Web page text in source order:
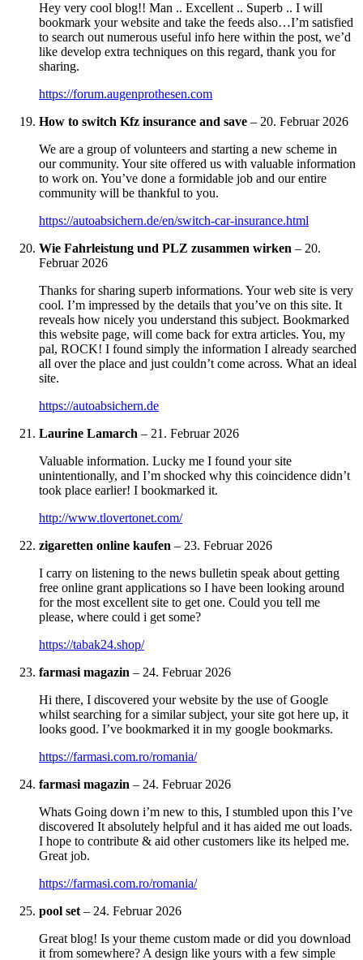
Hey very cool blog!! Man .. Excellent .. Superb .. I will
bookmark your website and take the feeds also…I’m satisfied
to search out numerous useful info here within the post, we’d
like develop extra techniques on this regard, thank you for
sharing.
https://forum.augenprothesen.com
How to switch Kfz insurance and save – 20. Februar 2026
We are a group of volunteers and starting a new scheme in
our community. Your site offered us with valuable information
to work on. You’ve done a formidable job and our entire
community will be thankful to you.
https://autoabsichern.de/en/switch-car-insurance.html
Wie Fahrleistung und PLZ zusammen wirken – 20.
Februar 2026
Thanks for sharing superb informations. Your web site is very
cool. I’m impressed by the details that you’ve on this site. It
reveals how nicely you understand this subject. Bookmarked
this website page, will come back for extra articles. You, my
pal, ROCK! I found simply the information I already searched
all over the place and just couldn’t come across. What an ideal
site.
https://autoabsichern.de
Laurine Lamarch – 21. Februar 2026
Valuable information. Lucky me I found your site
unintentionally, and I’m shocked why this coincidence didn’t
took place earlier! I bookmarked it.
http://www.tlovertonet.com/
zigaretten online kaufen – 23. Februar 2026
I carry on listening to the news bulletin speak about getting
free online grant applications so I have been looking around
for the most excellent site to get one. Could you tell me
please, where could i get some?
https://tabak24.shop/
farmasi magazin – 24. Februar 2026
Hi there, I discovered your website by the use of Google
whilst searching for a similar subject, your site got here up, it
looks good. I’ve bookmarked it in my google bookmarks.
https://farmasi.com.ro/romania/
farmasi magazin – 24. Februar 2026
Whats Going down i’m new to this, I stumbled upon this I’ve
discovered It absolutely helpful and it has aided me out loads.
I hope to contribute & aid other customers like its helped me.
Great job.
https://farmasi.com.ro/romania/
pool set – 24. Februar 2026
Great blog! Is your theme custom made or did you download
it from somewhere? A design like yours with a few simple